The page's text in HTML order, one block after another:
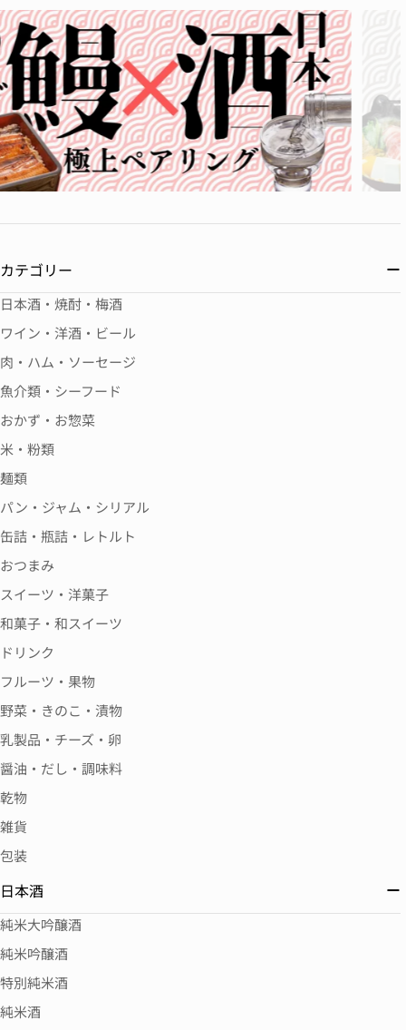
カテゴリー
日本酒・焼酎・梅酒
ワイン・洋酒・ビール
肉・ハム・ソーセージ
魚介類・シーフード
おかず・お惣菜
米・粉類
麺類
パン・ジャム・シリアル
缶詰・瓶詰・レトルト
おつまみ
スイーツ・洋菓子
和菓子・和スイーツ
ドリンク
フルーツ・果物
野菜・きのこ・漬物
乳製品・チーズ・卵
醤油・だし・調味料
乾物
雑貨
包装
日本酒
純米大吟醸酒
純米吟醸酒
特別純米酒
純米酒